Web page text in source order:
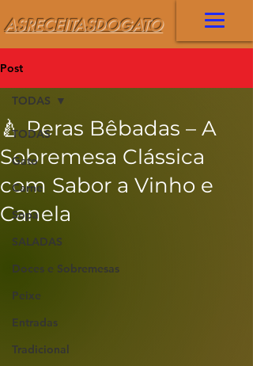
ASRECEITASDOGATO
Post
TODAS
Gato
Carne
Sopa
SALADAS
Doces e Sobremesas
Peixe
Entradas
Tradicional
TODAS
🍐 Peras Bêbadas – A
Sobremesa Clássica
com Sabor a Vinho e
Canela